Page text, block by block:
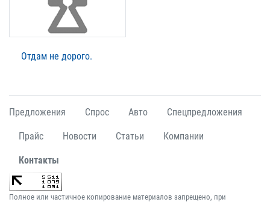
Отдам не дорого.
Предложения Спрос Авто Спецпредложения
Прайс Новости Статьи Компании
Контакты
Полное или частичное копирование материалов запрещено, при